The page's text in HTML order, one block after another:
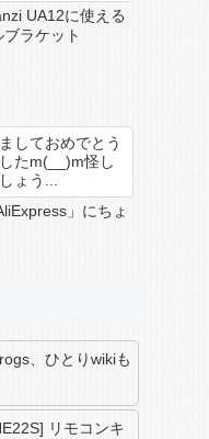
UA12に使える
ラケット
しておめでとう
たm(__)m怪し
ょう...
」にちょ
、ひとりwikiも
リモコンキ